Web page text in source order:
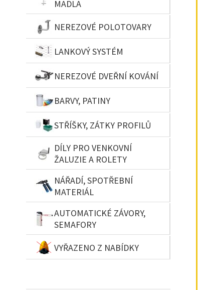
MADLA
NEREZOVÉ POLOTOVARY
LANKOVÝ SYSTÉM
NEREZOVÉ DVEŘNÍ KOVÁNÍ
BARVY, PATINY
STŘÍŠKY, ZÁTKY PROFILŮ
DÍLY PRO VENKOVNÍ
ŽALUZIE A ROLETY
NÁŘADÍ, SPOTŘEBNÍ
MATERIÁL
AUTOMATICKÉ ZÁVORY,
SEMAFORY
VYŘAZENO Z NABÍDKY